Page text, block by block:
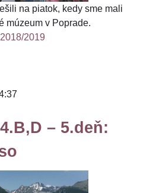
na piatok, kedy sme mali
múzeum v Poprade.
2019
– 5.deň: